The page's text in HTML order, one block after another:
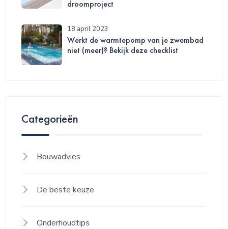
droomproject
18 april 2023
Werkt de warmtepomp van je zwembad
niet (meer)? Bekijk deze checklist
Categorieën
Bouwadvies
De beste keuze
Onderhoudtips